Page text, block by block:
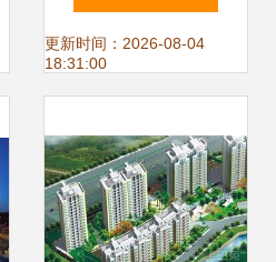
在房地产转型期的
更新时间：2026-08-04
18:31:00